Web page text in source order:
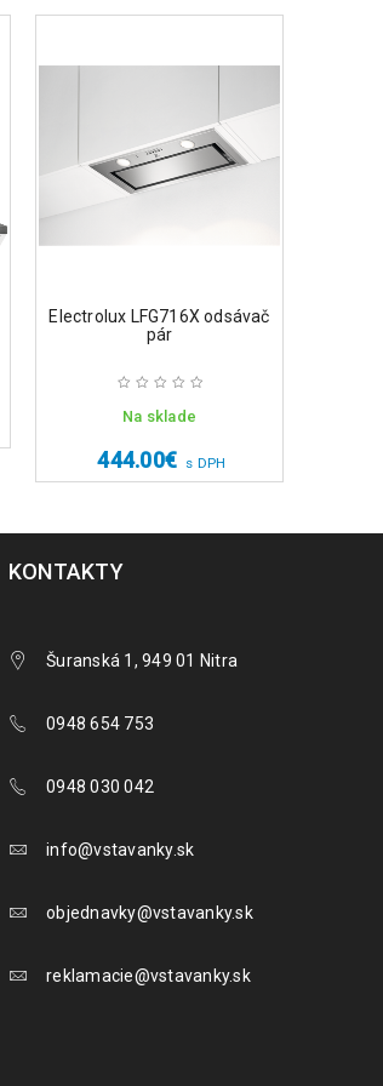
Electrolux LFG716X odsávač
pár
Na sklade
444.00€ s DPH
KONTAKTY
Šuranská 1, 949 01 Nitra
0948 654 753
0948 030 042
info@vstavanky.sk
objednavky@vstavanky.sk
reklamacie@vstavanky.sk